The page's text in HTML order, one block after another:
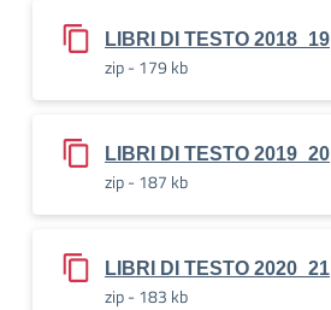
LIBRI DI TESTO 2018_19
zip - 179 kb
LIBRI DI TESTO 2019_20
zip - 187 kb
LIBRI DI TESTO 2020_21
zip - 183 kb